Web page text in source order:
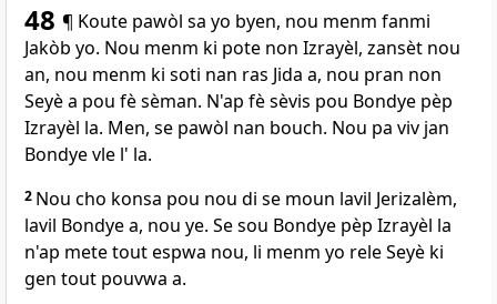
48 ¶ Koute pawòl sa yo byen, nou menm fanmi
Jakòb yo. Nou menm ki pote non Izrayèl, zansèt nou
an, nou menm ki soti nan ras Jida a, nou pran non
Seyè a pou fè sèman. N'ap fè sèvis pou Bondye pèp
Izrayèl la. Men, se pawòl nan bouch. Nou pa viv jan
Bondye vle l' la.
2 Nou cho konsa pou nou di se moun lavil Jerizalèm,
lavil Bondye a, nou ye. Se sou Bondye pèp Izrayèl la
n'ap mete tout espwa nou, li menm yo rele Seyè ki
gen tout pouvwa a.